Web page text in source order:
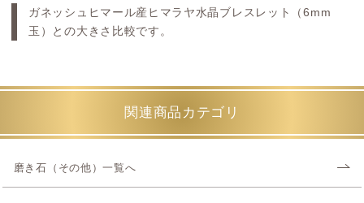
ガネッシュヒマール産ヒマラヤ水晶ブレスレット（6mm
玉）との大きさ比較です。
関連商品カテゴリ
磨き石（その他）一覧へ